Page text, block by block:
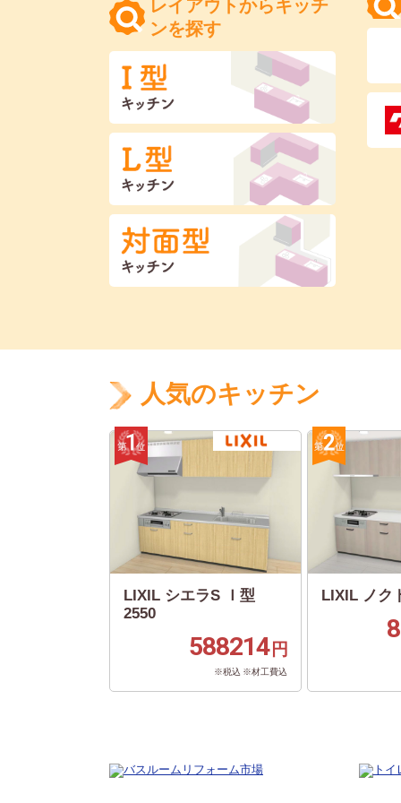
レイアウトからキッチ
ンを探す
人気のキッチン
LIXIL シエラS Ｉ型
2550
588214 円
※税込 ※材工費込
LIXIL ノク